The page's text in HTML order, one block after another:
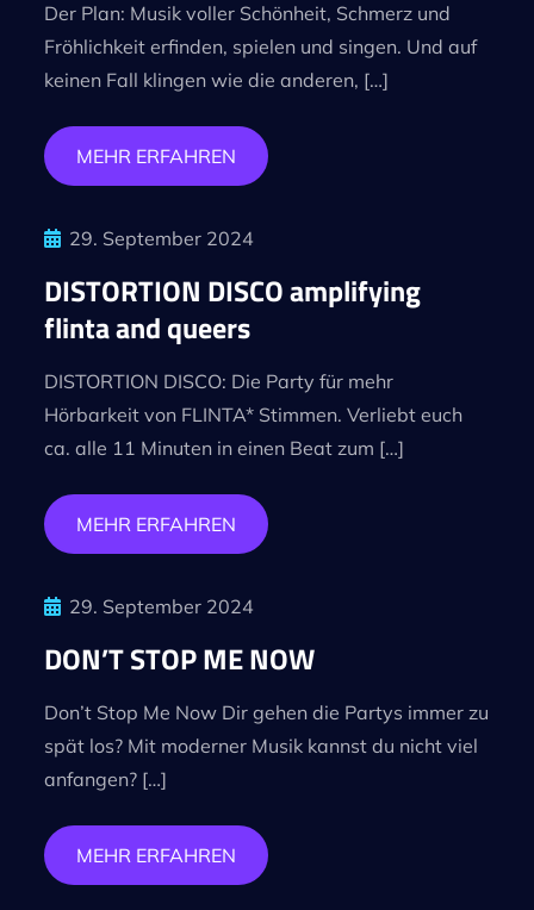
Der Plan: Musik voller Schönheit, Schmerz und
Fröhlichkeit erfinden, spielen und singen. Und auf
keinen Fall klingen wie die anderen, […]
MEHR ERFAHREN
29. September 2024
DISTORTION DISCO amplifying
flinta and queers
DISTORTION DISCO: Die Party für mehr
Hörbarkeit von FLINTA* Stimmen. Verliebt euch
ca. alle 11 Minuten in einen Beat zum […]
MEHR ERFAHREN
29. September 2024
DON’T STOP ME NOW
Don’t Stop Me Now Dir gehen die Partys immer zu
spät los? Mit moderner Musik kannst du nicht viel
anfangen? […]
MEHR ERFAHREN